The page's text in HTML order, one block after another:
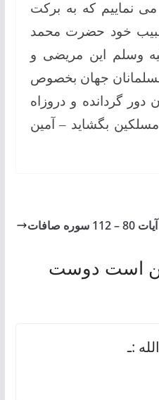
می نماییم که به برکت
خود حضرت محمد
وسلم این مریضی و
جهان بخصوص
گردانده و دروزاه
بگشاید – آمین
سوره صافات
است دوست
:ـ